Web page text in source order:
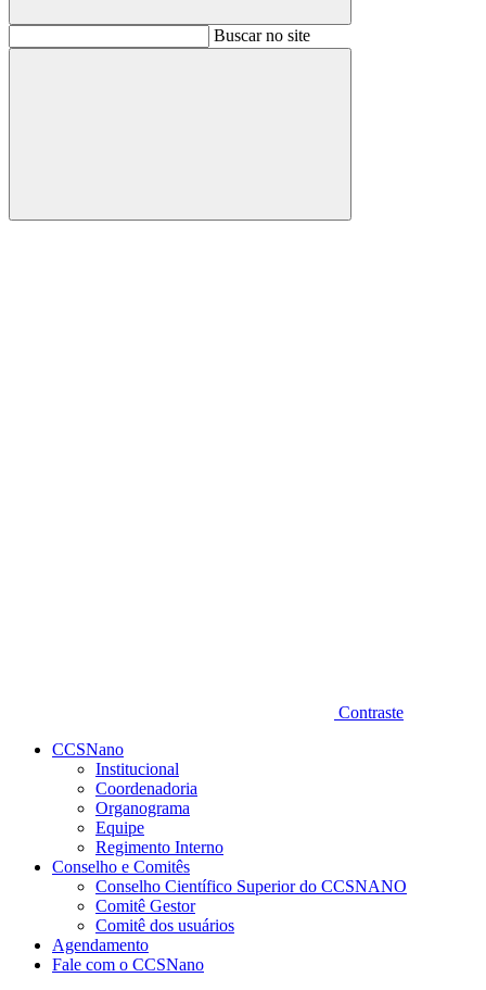
BuscarBuscar no site
Buscar
Contraste
CCSNano
Institucional
Coordenadoria
Organograma
Equipe
Regimento Interno
Conselho e Comitês
Conselho Científico Superior do CCSNANO
Comitê Gestor
Comitê dos usuários
Agendamento
Fale com o CCSNano